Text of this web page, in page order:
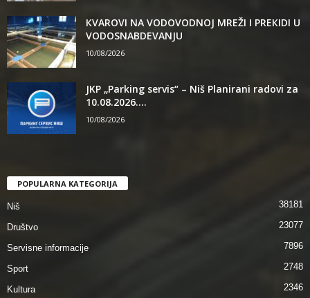
КVAROVI NA VODOVODNOJ MREŽI I PREКIDI U
VODOSNABDEVANJU
10/08/2026
JKP „Parking servis“ – Niš Planirani radovi za
10.08.2026....
10/08/2026
POPULARNA KATEGORIJA
Niš 38181
Društvo 23077
Servisne informacije 7896
Sport 2748
Kultura 2346